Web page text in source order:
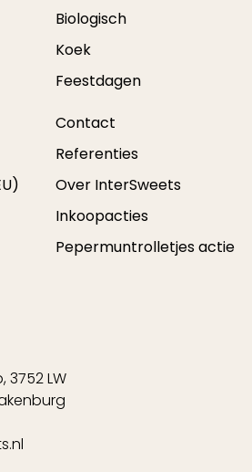
Biologisch
Koek
Feestdagen
Contact
Referenties
Over InterSweets
Inkoopacties
Pepermuntrolletjes actie
3752 LW